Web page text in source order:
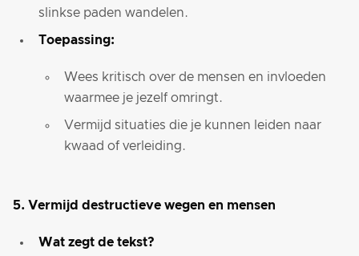
slinkse paden wandelen.
Toepassing:
Wees kritisch over de mensen en invloeden
waarmee je jezelf omringt.
Vermijd situaties die je kunnen leiden naar
kwaad of verleiding.
5. Vermijd destructieve wegen en mensen
Wat zegt de tekst?